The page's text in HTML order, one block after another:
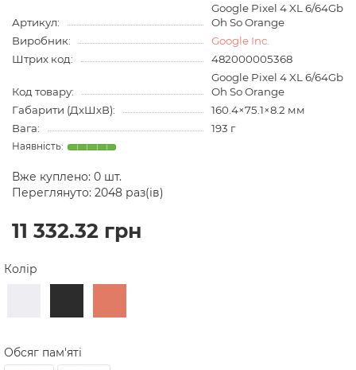
Артикул:
Google Pixel 4 XL 6/64Gb
Oh So Orange
Виробник:
Google Inc.
Штрих код:
482000005368
Код товару:
Google Pixel 4 XL 6/64Gb
Oh So Orange
Габарити (ДхШхВ):
160.4×75.1×8.2 мм
Вага:
193 г
Вже куплено: 0 шт.
Переглянуто: 2048 раз(ів)
11 332.32 грн
Колір
Обсяг пам'яті